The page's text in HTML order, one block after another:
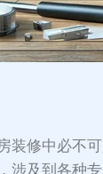
装修中必不
涉及到各种